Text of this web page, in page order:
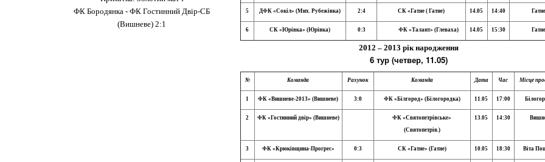
ФК Бородянка - ФК Гостинний Двір-СБ
(Вишневе) 2:1
5 ДФК «Сокіл» (Мих. Рубежівка) 2:4 СК «Гатне ( Гатне) 14.05 14:40 Гатне
6 СК «Юрівка» (Юрівка) 0:3 ФК «Талант» (Глеваха) 14.05 15:30 Гатне
2012 – 2013 рік народження
6 тур (четвер, 11.05)
№ Команда Рахунок Команда Дата Час Місце
1 ФК «Вишневе-2013» (Вишневе) 3:0 ФК «Білгород» (Білогородка) 11.05 17:00
2 ФК «Гостинний двір» (Вишневе)
ФК «Святопетрівське»
(Святопетрів.)
13.05 14:30
3 ФК «Крюківщина-Прогрес» 0:3 СК «Гатне» (Гатне) 10.05 18:30 Віта